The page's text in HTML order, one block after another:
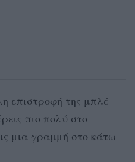
επιστροφή της μπλέ
πιο πολύ στο
μια γραμμή στο κάτω